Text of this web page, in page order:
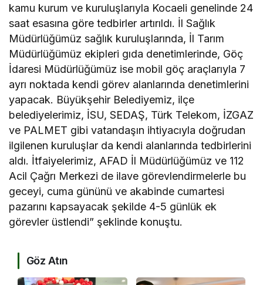
kamu kurum ve kuruluşlarıyla Kocaeli genelinde 24
saat esasına göre tedbirler artırıldı. İl Sağlık
Müdürlüğümüz sağlık kuruluşlarında, İl Tarım
Müdürlüğümüz ekipleri gıda denetimlerinde, Göç
İdaresi Müdürlüğümüz ise mobil göç araçlarıyla 7
ayrı noktada kendi görev alanlarında denetimlerini
yapacak. Büyükşehir Belediyemiz, ilçe
belediyelerimiz, İSU, SEDAŞ, Türk Telekom, İZGAZ
ve PALMET gibi vatandaşın ihtiyacıyla doğrudan
ilgilenen kuruluşlar da kendi alanlarında tedbirlerini
aldı. İtfaiyelerimiz, AFAD İl Müdürlüğümüz ve 112
Acil Çağrı Merkezi de ilave görevlendirmelerle bu
geceyi, cuma gününü ve akabinde cumartesi
pazarını kapsayacak şekilde 4-5 günlük ek
görevler üstlendi” şeklinde konuştu.
Göz Atın